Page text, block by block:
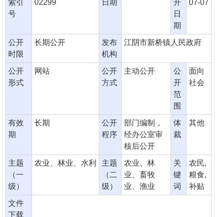
索引
号
02299 日期
开
日
期
07-07
公开
时限
长期公开
发布
机构
江阴市新桥镇人民政府
公开
形式
网站
公开
方式
主动公开
公
开
范
围
面向
社会
有效
期
长期
公开
程序
部门编制，
经办公室审
核后公开
体
裁
其他
主题
（一
级）
农业、林业、水利
主题
（二
级）
农业、林
业、畜牧
业、渔业
关
键
词
农民,
粮食,
补贴
文件
下载